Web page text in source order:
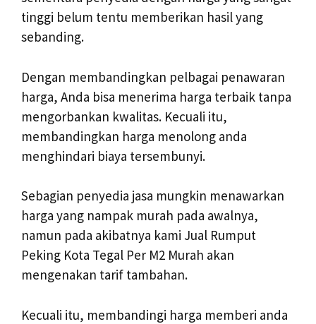
tinggi belum tentu memberikan hasil yang
sebanding.
Dengan membandingkan pelbagai penawaran
harga, Anda bisa menerima harga terbaik tanpa
mengorbankan kwalitas. Kecuali itu,
membandingkan harga menolong anda
menghindari biaya tersembunyi.
Sebagian penyedia jasa mungkin menawarkan
harga yang nampak murah pada awalnya,
namun pada akibatnya kami Jual Rumput
Peking Kota Tegal Per M2 Murah akan
mengenakan tarif tambahan.
Kecuali itu, membandingi harga memberi anda